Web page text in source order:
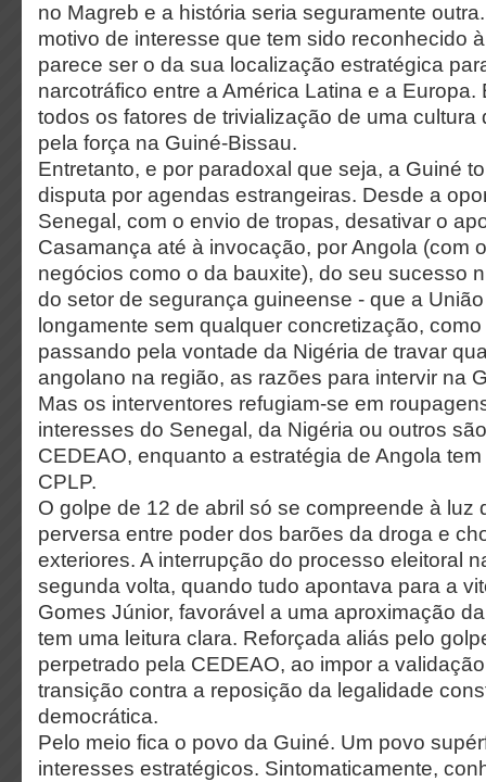
no Magreb e a história seria seguramente
motivo de interesse que tem sido reconhecido
parece ser o da sua localização estratégica
narcotráfico entre a América Latina e a Europa.
todos os fatores de trivialização de uma cultura
pela força na Guiné-Bissau.
Entretanto, e por paradoxal que seja, a Guiné
disputa por agendas estrangeiras. Desde a
Senegal, com o envio de tropas, desativar o
Casamança até à invocação, por Angola (com
negócios como o da bauxite), do seu sucesso
do setor de segurança guineense - que a
longamente sem qualquer concretização,
passando pela vontade da Nigéria de travar
angolano na região, as razões para intervir na
Mas os interventores refugiam-se em
interesses do Senegal, da Nigéria ou outros
CEDEAO, enquanto a estratégia de Angola
CPLP.
O golpe de 12 de abril só se compreende à luz
perversa entre poder dos barões da droga e
exteriores. A interrupção do processo eleitoral
segunda volta, quando tudo apontava para a
Gomes Júnior, favorável a uma aproximação
tem uma leitura clara. Reforçada aliás pelo
perpetrado pela CEDEAO, ao impor a
transição contra a reposição da legalidade
democrática.
Pelo meio fica o povo da Guiné. Um povo
interesses estratégicos. Sintomaticamente,